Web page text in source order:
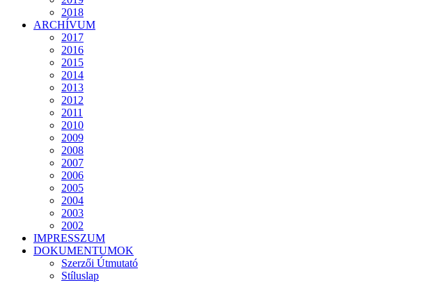
2018
ARCHÍVUM
2017
2016
2015
2014
2013
2012
2011
2010
2009
2008
2007
2006
2005
2004
2003
2002
IMPRESSZUM
DOKUMENTUMOK
Szerzői Útmutató
Stíluslap